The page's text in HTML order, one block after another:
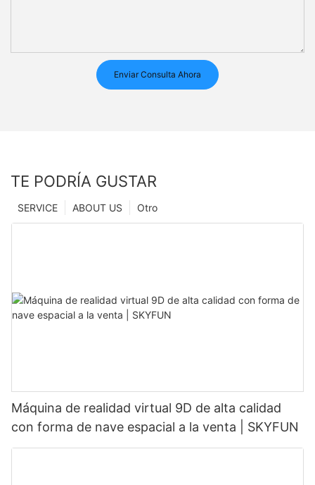
Enviar Consulta Ahora
TE PODRÍA GUSTAR
Otro
ABOUT US
SERVICE
Máquina de realidad virtual 9D de alta calidad
con forma de nave espacial a la venta | SKYFUN